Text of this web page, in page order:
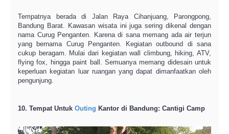
Tempatnya berada di Jalan Raya Cihanjuang, Parongpong,
Bandung Barat. Kawasan wisata ini juga sering dikenal dengan
nama Curug Penganten. Karena di sana memang ada air terjun
yang bernama Curug Penganten. Kegiatan outbound di sana
cukup beragam. Mulai dari kegiatan wall climbung, hiking, ATV,
flying fox, hingga paint ball. Semuanya memang didesain untuk
keperluan kegiatan luar ruangan yang dapat dimanfaatkan oleh
pengunjung.
10. Tempat Untuk Outing Kantor di Bandung: Cantigi Camp